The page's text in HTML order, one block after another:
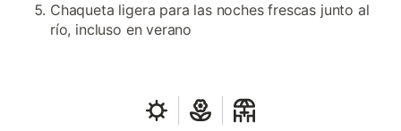
Chaqueta ligera para las noches frescas junto al
río, incluso en verano